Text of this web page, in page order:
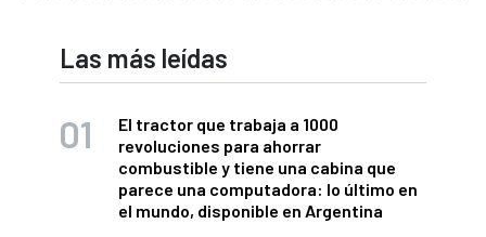
Las más leídas
El tractor que trabaja a 1000
revoluciones para ahorrar
combustible y tiene una cabina que
parece una computadora: lo último en
el mundo, disponible en Argentina